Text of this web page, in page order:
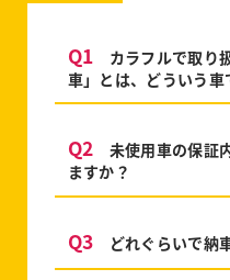
Q1
カラフルで取り
車」とは、どういう車
Q2
未使用車の保証
ますか？
Q3 どれぐらいで納